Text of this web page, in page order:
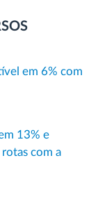
em 6% com
13% e
com a